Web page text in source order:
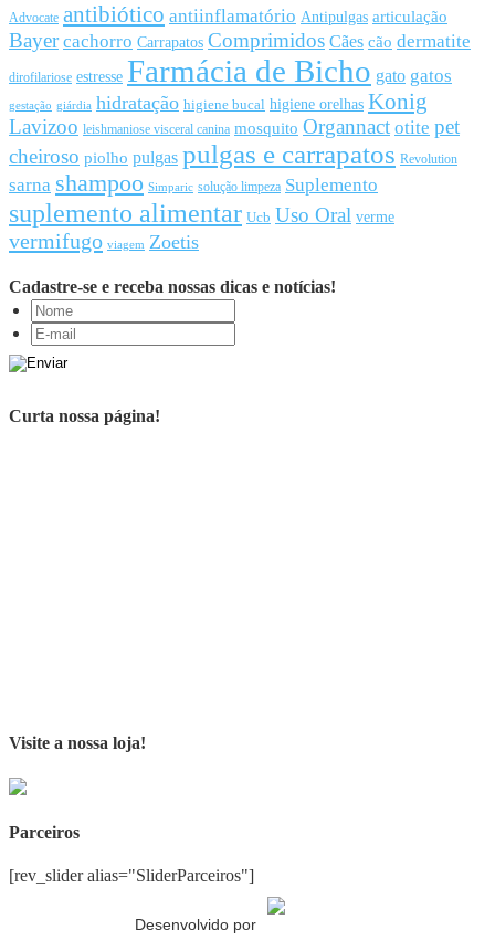
Advocate antibiótico antiinflamatório Antipulgas articulação
Bayer cachorro Carrapatos Comprimidos Cães cão dermatite
dirofilariose estresse Farmácia de Bicho gato gatos
gestação giárdia hidratação higiene bucal higiene orelhas Konig
Lavizoo leishmaniose visceral canina mosquito Organnact otite pet
cheiroso piolho pulgas pulgas e carrapatos Revolution
sarna shampoo Simparic solução limpeza Suplemento
suplemento alimentar Ucb Uso Oral verme
vermifugo viagem Zoetis
Cadastre-se e receba nossas dicas e notícias!
Curta nossa página!
Visite a nossa loja!
Parceiros
[rev_slider alias="SliderParceiros"]
Desenvolvido por